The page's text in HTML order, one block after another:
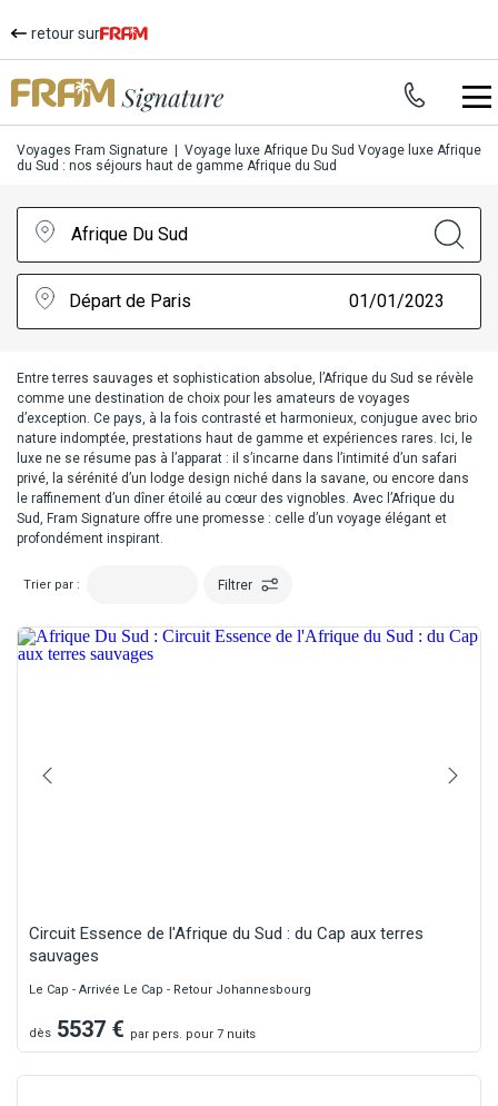
retour sur
Voyages Fram Signature Voyage luxe Afrique Du Sud Voyage luxe Afrique
du Sud : nos séjours haut de gamme Afrique du Sud
Afrique Du Sud
Départ de Paris 01/01/2023
Entre terres sauvages et sophistication absolue, l’Afrique du Sud se révèle
comme une destination de choix pour les amateurs de voyages
d’exception. Ce pays, à la fois contrasté et harmonieux, conjugue avec brio
nature indomptée, prestations haut de gamme et expériences rares. Ici, le
luxe ne se résume pas à l’apparat : il s’incarne dans l’intimité d’un safari
privé, la sérénité d’un lodge design niché dans la savane, ou encore dans
le raffinement d’un dîner étoilé au cœur des vignobles. Avec l’Afrique du
Sud, Fram Signature offre une promesse : celle d’un voyage élégant et
profondément inspirant.
Trier par : Filtrer
Circuit Essence de l'Afrique du Sud : du Cap aux terres
sauvages
Le Cap - Arrivée Le Cap - Retour Johannesbourg
dès 5537 € par pers. pour 7 nuits